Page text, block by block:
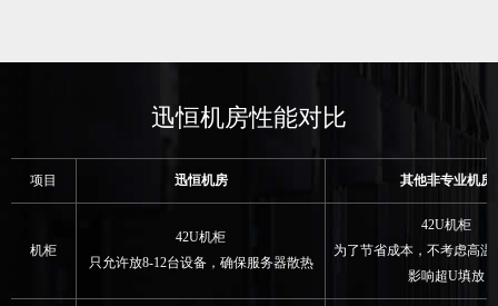
迅恒机房性能对比
项目 迅恒机房 其他非专业机房
机柜
42U机柜
只允许放8-12台设备，确保服务器散热
42U机柜
为了节省成本，不考虑高温
影响超U填放